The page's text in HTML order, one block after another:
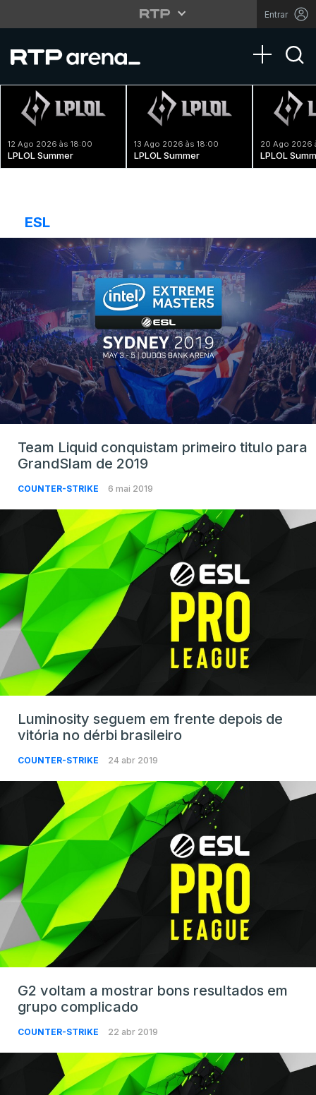
Entrar
Toggle
12 Ago 2026 às 18:00
LPLOL Summer
13 Ago 2026 às 18:00
LPLOL Summer
20 Ago 2026
LPLOL
ESL
Team Liquid conquistam primeiro titulo para
GrandSlam de 2019
COUNTER-STRIKE 6 mai 2019
Luminosity seguem em frente depois de
vitória no dérbi brasileiro
COUNTER-STRIKE 24 abr 2019
G2 voltam a mostrar bons resultados em
grupo complicado
COUNTER-STRIKE 22 abr 2019